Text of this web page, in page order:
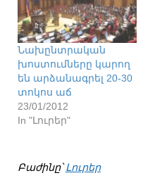
Նախընտրական
խոստումները կարող
են արձանագրել 20-30
տոկոս աճ
23/01/2012
In "Լուրեր"
Բաժինը՝Լուրեր